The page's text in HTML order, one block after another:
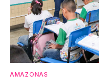
AMAZONAS